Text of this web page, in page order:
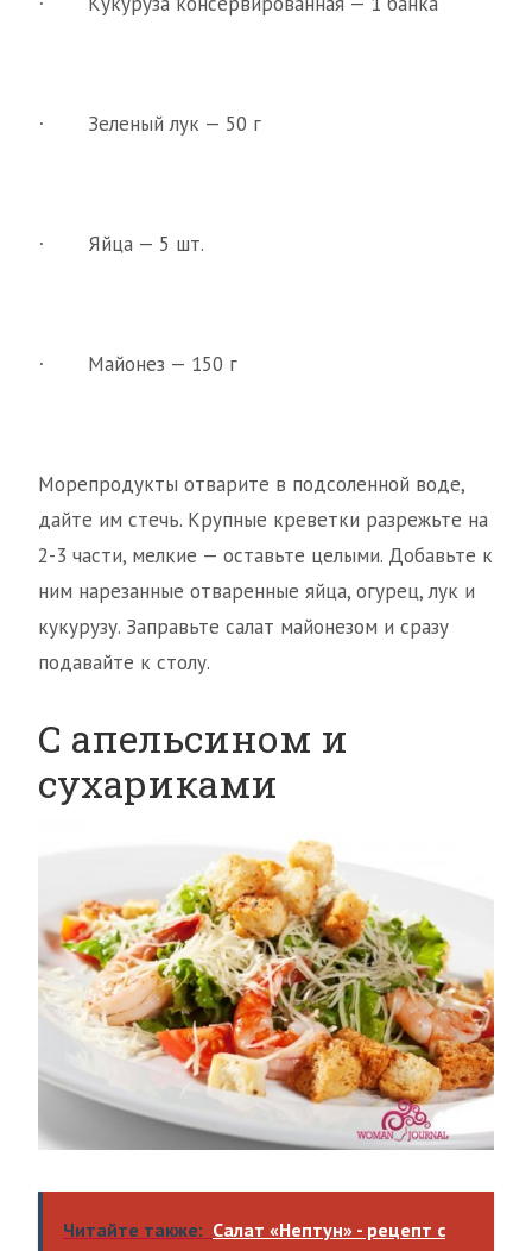
· Зеленый лук — 50 г
· Яйца — 5 шт.
· Майонез — 150 г
Морепродукты отварите в подсоленной воде,
дайте им стечь. Крупные креветки разрежьте на
2-3 части, мелкие — оставьте целыми. Добавьте к
ним нарезанные отваренные яйца, огурец, лук и
кукурузу. Заправьте салат майонезом и сразу
подавайте к столу.
С апельсином и
сухариками
Читайте также: Салат «Нептун» - рецепт с